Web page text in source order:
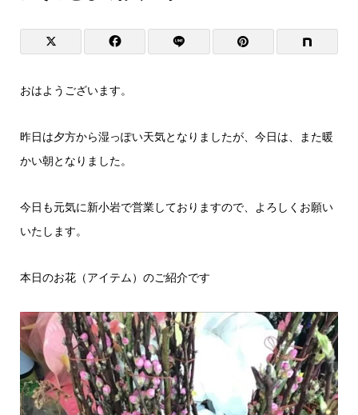
おはようございます。
昨日は夕方から湿っぽい天気となりましたが、今日は、また暖
かい朝となりました。
今日も元気に新小岩で営業しておりますので、よろしくお願い
いたします。
本日のお花（アイテム）のご紹介です